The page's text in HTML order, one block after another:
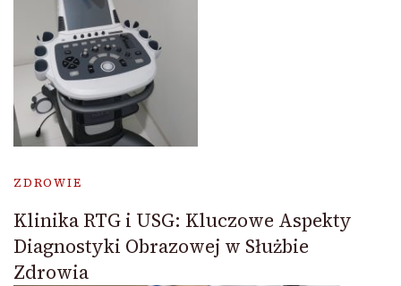
ZDROWIE
Klinika RTG i USG: Kluczowe Aspekty
Diagnostyki Obrazowej w Służbie
Zdrowia